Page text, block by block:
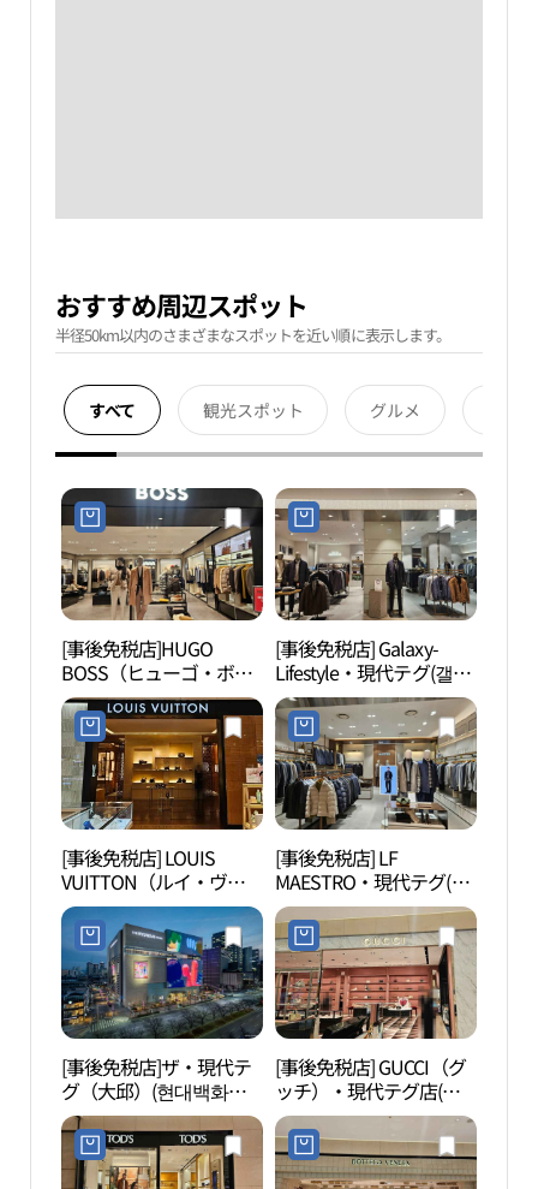
おすすめ周辺スポット
半径50km以内のさまざまなスポットを近い順に表示します。
すべて 観光スポット グルメ
[事後免税店]HUGO
BOSS（ヒューゴ・ボ
ス）・ザ・現代テグ（大
邱）(휴고보스 현대백화
점 더현대 대구)
[事後免税店] Galaxy-
Lifestyle・現代テグ(갤럭
시라이프스타일 현대백
화점 더현대 대구)
[事後免税店] LOUIS
VUITTON（ルイ・ヴィ
トン）・現代テグ(루이
비통 현대백화점 더현대
대구)
[事後免税店] LF
MAESTRO・現代テグ(마
에스트로 현대백화점 더
현대 대구)
[事後免税店]ザ・現代テ
グ（大邱）(현대백화점
더현대 대구)
[事後免税店] GUCCI（グ
ッチ）・現代テグ店(구
찌 현대백화점 더현대 대
구)